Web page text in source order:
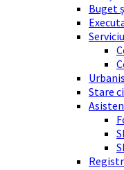
Buget
Stare